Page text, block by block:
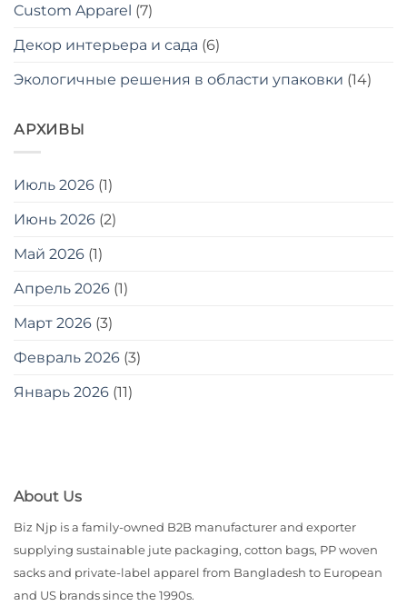
Custom Apparel (7)
Декор интерьера и сада (6)
Экологичные решения в области упаковки (14)
АРХИВЫ
Июль 2026 (1)
Июнь 2026 (2)
Май 2026 (1)
Апрель 2026 (1)
Март 2026 (3)
Февраль 2026 (3)
Январь 2026 (11)
About Us
Biz Njp is a family-owned B2B manufacturer and exporter
supplying sustainable jute packaging, cotton bags, PP woven
sacks and private-label apparel from Bangladesh to European
and US brands since the 1990s.